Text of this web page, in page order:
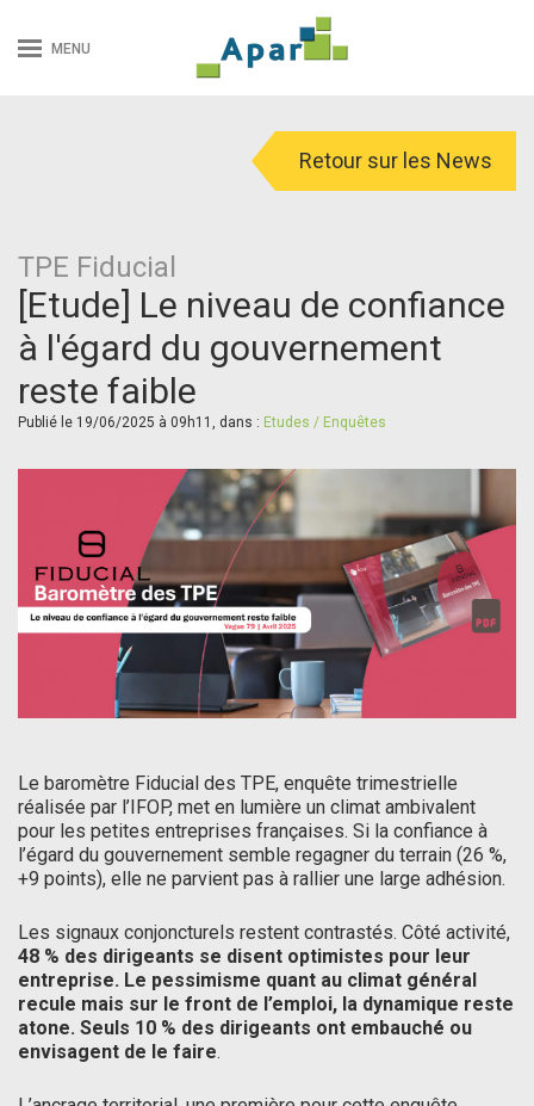
MENU
Retour sur les News
TPE Fiducial
[Etude] Le niveau de confiance
à l'égard du gouvernement
reste faible
Publié le 19/06/2025 à 09h11, dans : Etudes / Enquêtes
Le baromètre Fiducial des TPE, enquête trimestrielle
réalisée par l’IFOP, met en lumière un climat ambivalent
pour les petites entreprises françaises. Si la confiance à
l’égard du gouvernement semble regagner du terrain (26 %,
+9 points), elle ne parvient pas à rallier une large adhésion.
Les signaux conjoncturels restent contrastés. Côté activité,
48 % des dirigeants se disent optimistes pour leur
entreprise. Le pessimisme quant au climat général
recule mais sur le front de l’emploi, la dynamique reste
atone. Seuls 10 % des dirigeants ont embauché ou
envisagent de le faire.